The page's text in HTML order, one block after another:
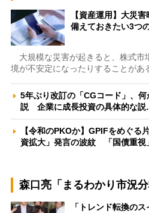
【資産運用】大災
備えておきたい3つ
大規模な災害が起きると、株式市
境が不安定になったりすることが
5年ぶり改訂の「CGコード」、
説 企業に成長投資の具体的な
【令和のPKOか】GPIFをめぐる
資拡大」発言の波紋 「国債重
森口亮「まるわかり市況分
「トレンド転換の